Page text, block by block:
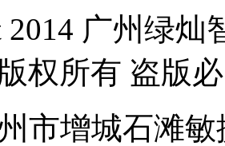
2014 广州绿
权所有 盗版
市增城石滩